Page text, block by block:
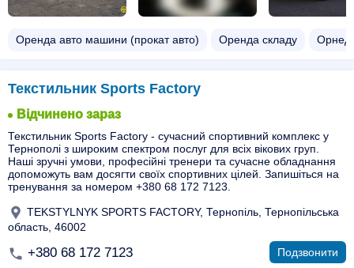
Оренда авто машини (прокат авто) Оренда складу Орнеда
Текстильник Sports Factory
Відчинено зараз
Текстильник Sports Factory - сучасний спортивний комплекс у
Тернополі з широким спектром послуг для всіх вікових груп.
Наші зручні умови, професійні тренери та сучасне обладнання
допоможуть вам досягти своїх спортивних цілей. Запишіться на
тренування за номером +380 68 172 7123.
TEKSTYLNYK SPORTS FACTORY, Тернопіль, Тернопільська
область, 46002
+380 68 172 7123 Подзвонити